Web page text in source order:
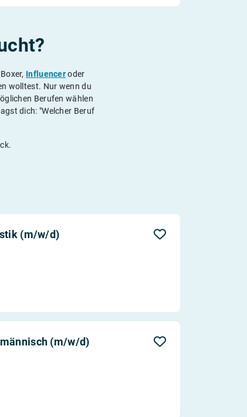
Influenceroder
wolltest. Nur wenn du
Berufen wählen
dich: "Welcher Beruf
(m/w/d)
(m/w/d)